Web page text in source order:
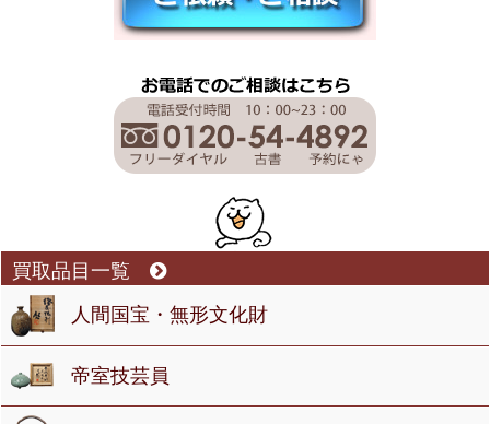
買取品目一覧
人間国宝・無形文化財
帝室技芸員